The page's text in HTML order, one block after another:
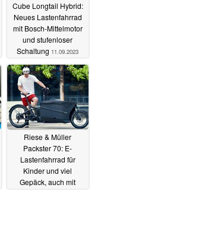
Cube Longtail Hybrid:
Neues Lastenfahrrad
mit Bosch-Mittelmotor
und stufenloser
Schaltung 11.09.2023
Riese & Müller
Packster 70: E-
Lastenfahrrad für
Kinder und viel
Gepäck, auch mit